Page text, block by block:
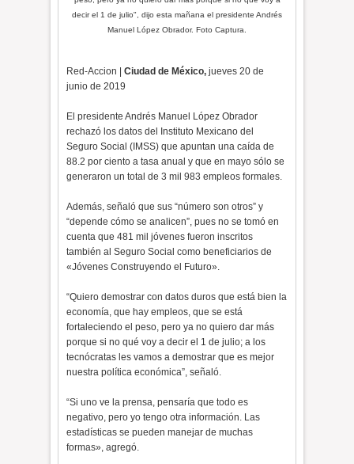
decir el 1 de julio", dijo esta mañana el presidente Andrés
Manuel López Obrador. Foto Captura.
Red-Accion |Ciudad de México, jueves 20 de
junio de 2019
El presidente Andrés Manuel López Obrador
rechazó los datos del Instituto Mexicano del
Seguro Social (IMSS) que apuntan una caída de
88.2 por ciento a tasa anual y que en mayo sólo se
generaron un total de 3 mil 983 empleos formales.
Además, señaló que sus “número son otros” y
“depende cómo se analicen”, pues no se tomó en
cuenta que 481 mil jóvenes fueron inscritos
también al Seguro Social como beneficiarios de
«Jóvenes Construyendo el Futuro».
“Quiero demostrar con datos duros que está bien la
economía, que hay empleos, que se está
fortaleciendo el peso, pero ya no quiero dar más
porque si no qué voy a decir el 1 de julio; a los
tecnócratas les vamos a demostrar que es mejor
nuestra política económica”, señaló.
“Si uno ve la prensa, pensaría que todo es
negativo, pero yo tengo otra información. Las
estadísticas se pueden manejar de muchas
formas», agregó.